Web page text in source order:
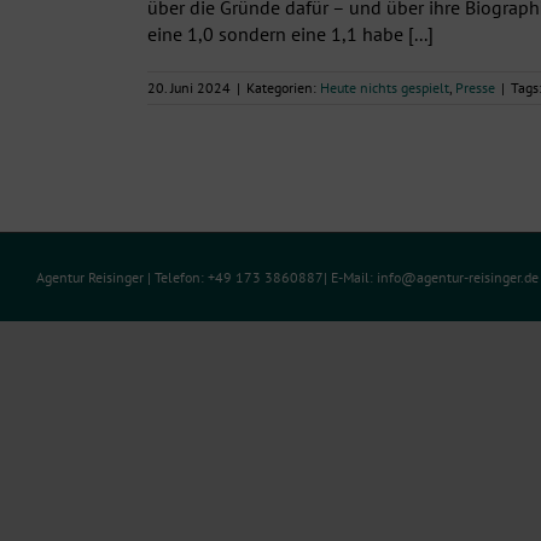
über die Gründe dafür – und über ihre
eine 1,0 sondern eine 1,1 habe [...]
20. Juni 2024 | Kategorien: Heute nichts gespielt Presse | Tags:
Agentur Reisinger | Telefon: +49 173 3860887| E-Mail: info@agentur-reisinger.de